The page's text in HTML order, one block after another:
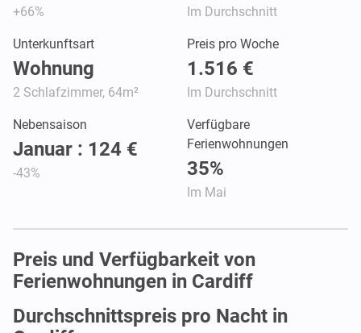
+66% Im Durchschnitt
Unterkunftsart
Wohnung
2 Schlafzimmer, 64m²
Preis pro Woche
1.516 €
Im Durchschnitt
Nebensaison
Januar : 124 €
-43%
Verfügbare
Ferienwohnungen
35%
Im Mai
Preis und Verfügbarkeit von
Ferienwohnungen in Cardiff
Durchschnittspreis pro Nacht in